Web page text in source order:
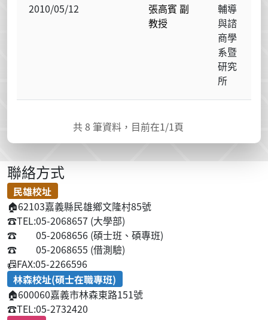
2010/05/12
張高賓 副
教授
輔導
與諮
商學
系暨
研究
所
共8 筆資料，目前在1/1頁
聯絡方式
民雄校址
🏠62103嘉義縣民雄鄉文隆村85號
☎️TEL:05-2068657 (大學部)
☎️ 05-2068656 (碩士班、碩專班)
☎️ 05-2068655 (借測驗)
📠FAX:05-2266596
林森校址(碩士在職專班)
🏠600060嘉義市林森東路151號
☎️TEL:05-2732420